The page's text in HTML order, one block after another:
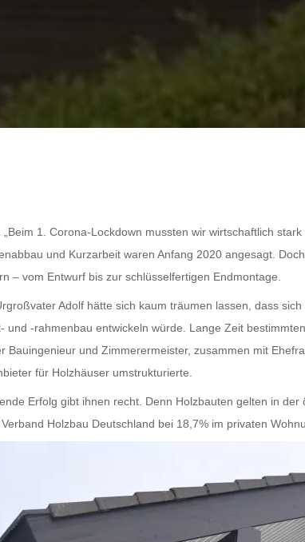
„Beim 1. Corona-Lockdown mussten wir wirtschaftlich
und Kurzarbeit waren Anfang 2020 angesagt.
– vom Entwurf bis zur schlüsselfertigen Endmontage.
Adolf hätte sich kaum träumen lassen, dass
und -rahmenbau entwickeln würde. Lange Zeit
Bauingenieur und Zimmerermeister, zusammen mit
für Holzhäuser umstrukturierte.
Erfolg gibt ihnen recht. Denn Holzbauten gelten in
Holzbau Deutschland bei 18,7% im privaten